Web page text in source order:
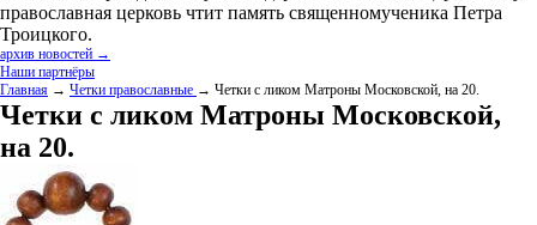
православная церковь чтит память священномученика Петра
Троицкого.
архив новостей →
Наши партнёры
Главная → Четки православные → Четки с ликом Матроны Московской, на 20.
Четки с ликом Матроны Московской,
на 20.